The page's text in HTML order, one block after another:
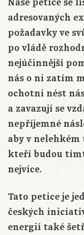
adresovaných
požadavky ve
po vládě
nejúčinnější
nás o ni zatím
ochotni nést
a zavazují se
nepříjemné
aby v
kteří budou
nejvíce.
Tato petice je
českých
energií také